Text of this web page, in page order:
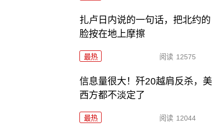
扎卢日内说的一句话，把北约的
脸按在地上摩擦
最热 阅读 12575
信息量很大！歼20越肩反杀，美
西方都不淡定了
最热 阅读 12044